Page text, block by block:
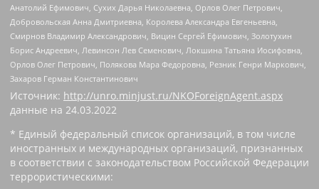
Анатолий Ефимович, Сухих Дарья Николаевна, Орлов Олег Петрович,
Добровольская Анна Дмитриевна, Королева Александра Евгеньевна,
Смирнов Владимир Александрович, Вицин Сергей Ефимович, Золотухин
Борис Андреевич, Левинсон Лев Семенович, Локшина Татьяна Иосифовна,
Орлов Олег Петрович, Полякова Мара Федоровна, Резник Генри Маркович,
Захаров Герман Константинович
Источник: http://unro.minjust.ru/NKOForeignAgent.aspx
данные на 24.03.2022
* Единый федеральный список организаций, в том числе
иностранных и международных организаций, признанных
в соответствии с законодательством Российской Федерации
террористическими: